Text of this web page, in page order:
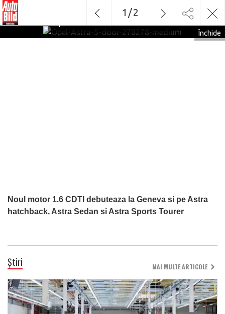
Noul motor 1.6 CDTI debuteaza la Geneva si pe Astra
hatchback, Astra Sedan si Astra Sports Tourer
Închide
1 /2
Știri MAI MULTE ARTICOLE